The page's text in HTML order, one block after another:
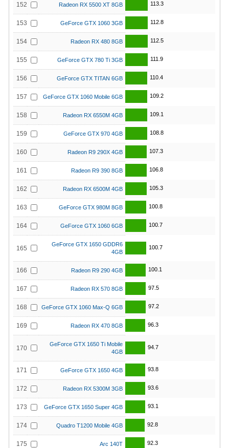
152 Radeon RX 5500 XT 8GB 113.3
153 GeForce GTX 1060 3GB 112.8
154 Radeon RX 480 8GB 112.5
155 GeForce GTX 780 Ti 3GB 111.9
156 GeForce GTX TITAN 6GB 110.4
157 GeForce GTX 1060 Mobile 6GB 109.2
158 Radeon RX 6550M 4GB 109.1
159 GeForce GTX 970 4GB 108.8
160 Radeon R9 290X 4GB 107.3
161 Radeon R9 390 8GB 106.8
162 Radeon RX 6500M 4GB 105.3
163 GeForce GTX 980M 8GB 100.8
164 GeForce GTX 1060 6GB 100.7
165
GeForce GTX 1650 GDDR6
4GB
100.7
166 Radeon R9 290 4GB 100.1
167 Radeon RX 570 8GB 97.5
168 GeForce GTX 1060 Max-Q 6GB 97.2
169 Radeon RX 470 8GB 96.3
170
GeForce GTX 1650 Ti Mobile
4GB
94.7
171 GeForce GTX 1650 4GB 93.8
172 Radeon RX 5300M 3GB 93.6
173 GeForce GTX 1650 Super 4GB 93.1
174 Quadro T1200 Mobile 4GB 92.8
175 Arc 140T 92.3